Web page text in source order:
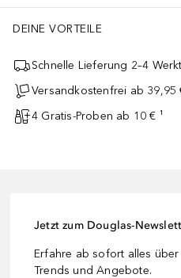
DEINE VORTEILE
Schnelle Lieferung 2–4
Versandkostenfrei ab 39,95
4 Gratis-Proben ab 10 € ¹
Jetzt zum Douglas-
Erfahre ab sofort alles
Trends und Angebote.